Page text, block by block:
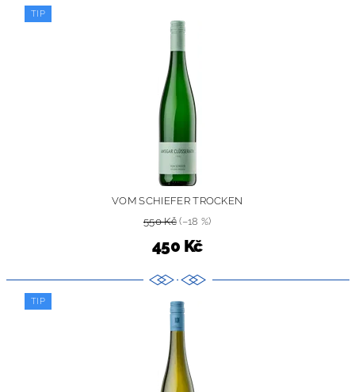
TIP
VOM SCHIEFER TROCKEN
550 Kč(–18 %)
450 Kč
TIP